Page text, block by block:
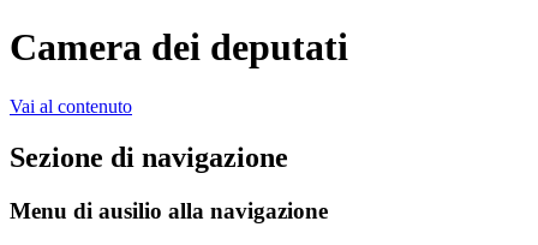
Camera dei deputati
Vai al contenuto
Sezione di navigazione
Menu di ausilio alla navigazione